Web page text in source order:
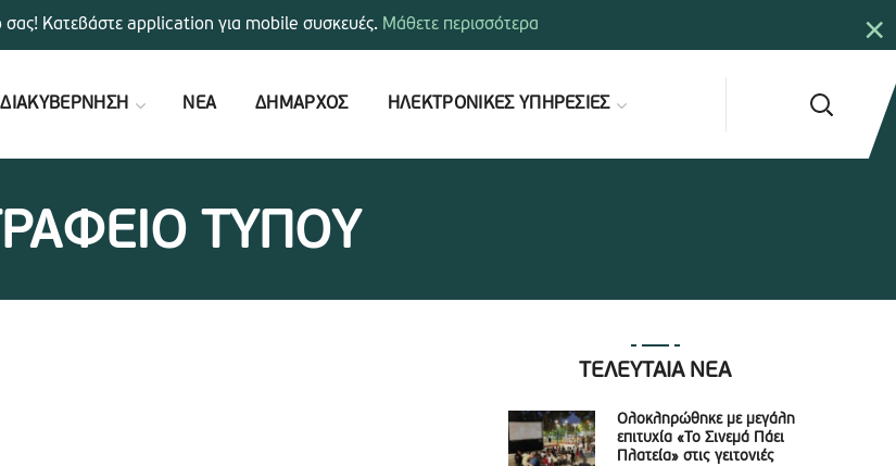
ΝΕΑ ΔΗΜΑΡΧΟΣ ΗΛΕΚΤΡΟΝΙΚΕΣ ΥΠΗΡΕΣΙΕΣ
ΤΥΠΟΥ
ΤΕΛΕΥΤΑΙΑ ΝΕΑ
Ολοκληρώθηκε με μεγάλη
επιτυχία «Το Σινεμά Πάει
Πλατεία» στις γειτονιές
×
σας! Κατεβάστε application για mobile συσκευές. Μάθετε περισσότερα